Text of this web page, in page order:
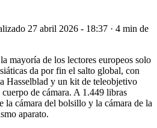
27 abril 2026 - 18:37 · 4 min de
mayoría de los lectores europeos solo
da por fin el salto global, con
Hasselblad y un kit de teleobjetivo
de cámara. A 1.449 libras
la cámara del bolsillo y la cámara de la
aparato.